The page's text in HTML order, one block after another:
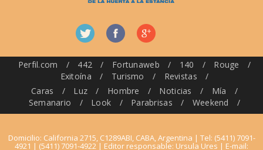
Perfil.com / 442 / Fortunaweb / 140 / Rouge
/
Exitoína
/ Turismo / Revistas
/
Caras
/ Luz / Hombre / Noticias / Mía
/
Semanario
/ Look / Parabrisas / Weekend /
Domicilio: California 2715, C1289ABI, CABA, Argentina | Tel: (5411) 7091-
4921 | (5411) 7091-4922 | Editor responsable: Ursula Ures | E-mail: